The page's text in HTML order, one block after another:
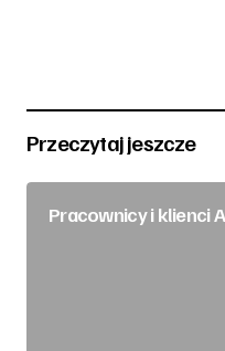
Przeczytaj jeszcze
Pracownicy i klienci